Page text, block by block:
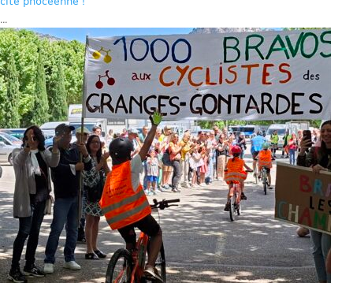
...